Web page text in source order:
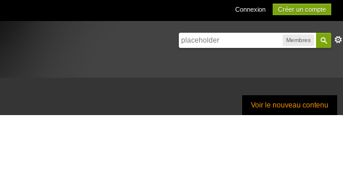
Connexion Créer un compte
Membres
Voir le nouveau contenu